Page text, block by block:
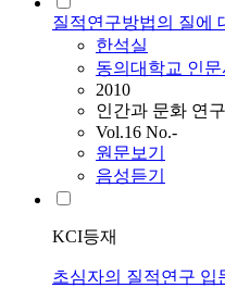
질적연구방법의 질에
한석실
동의대학교 인
2010
인간과 문화 연구
Vol.16 No.-
원문보기
음성듣기
KCI등재
초심자의 질적연구 입